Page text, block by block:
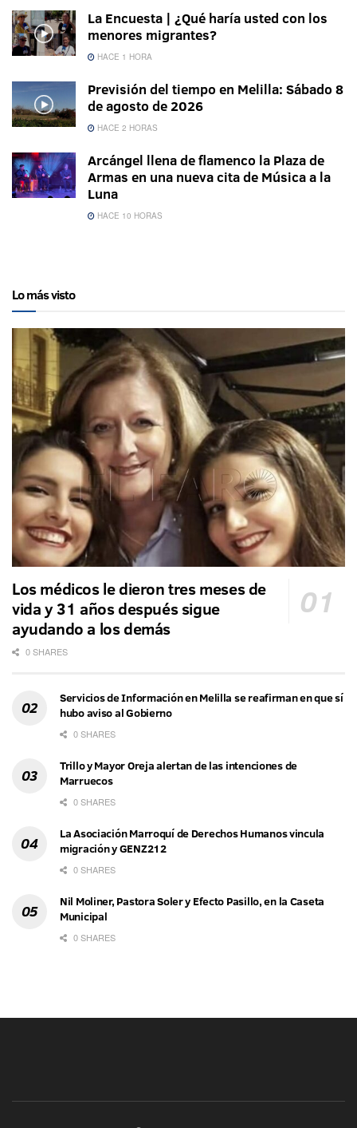
La Encuesta | ¿Qué haría usted con los
menores migrantes?
HACE 1 HORA
Previsión del tiempo en Melilla: Sábado 8
de agosto de 2026
HACE 2 HORAS
Arcángel llena de flamenco la Plaza de
Armas en una nueva cita de Música a la
Luna
HACE 10 HORAS
Lo más visto
Los médicos le dieron tres meses de
vida y 31 años después sigue
ayudando a los demás
0 SHARES
Servicios de Información en Melilla se reafirman en que sí
hubo aviso al Gobierno
0 SHARES
Trillo y Mayor Oreja alertan de las intenciones de
Marruecos
0 SHARES
La Asociación Marroquí de Derechos Humanos vincula
migración y GENZ212
0 SHARES
Nil Moliner, Pastora Soler y Efecto Pasillo, en la Caseta
Municipal
0 SHARES